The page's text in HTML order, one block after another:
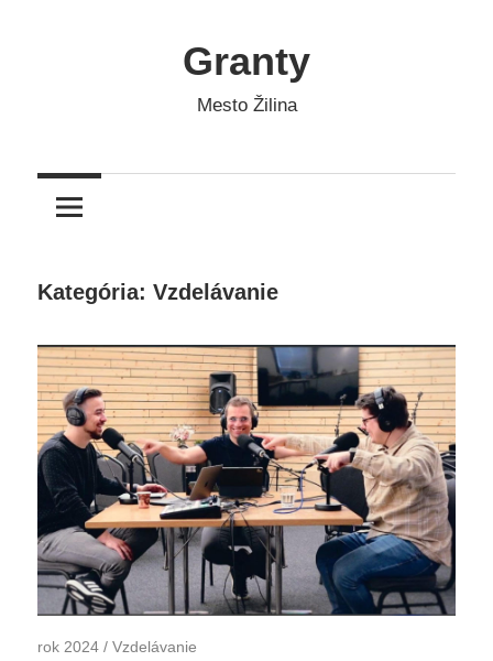
Granty
Mesto Žilina
Kategória: Vzdelávanie
rok 2024 / Vzdelávanie